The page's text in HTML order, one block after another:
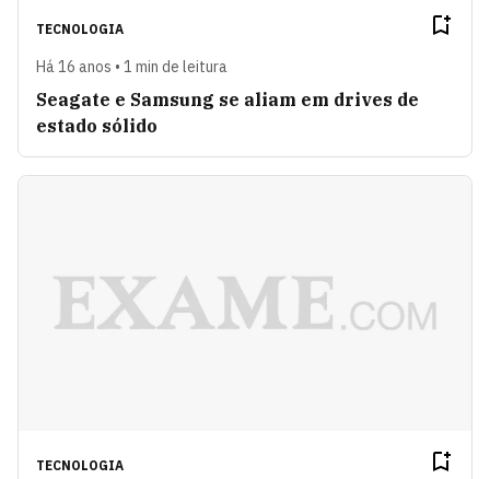
TECNOLOGIA
Há 16 anos • 1 min de leitura
Seagate e Samsung se aliam em drives de
estado sólido
TECNOLOGIA